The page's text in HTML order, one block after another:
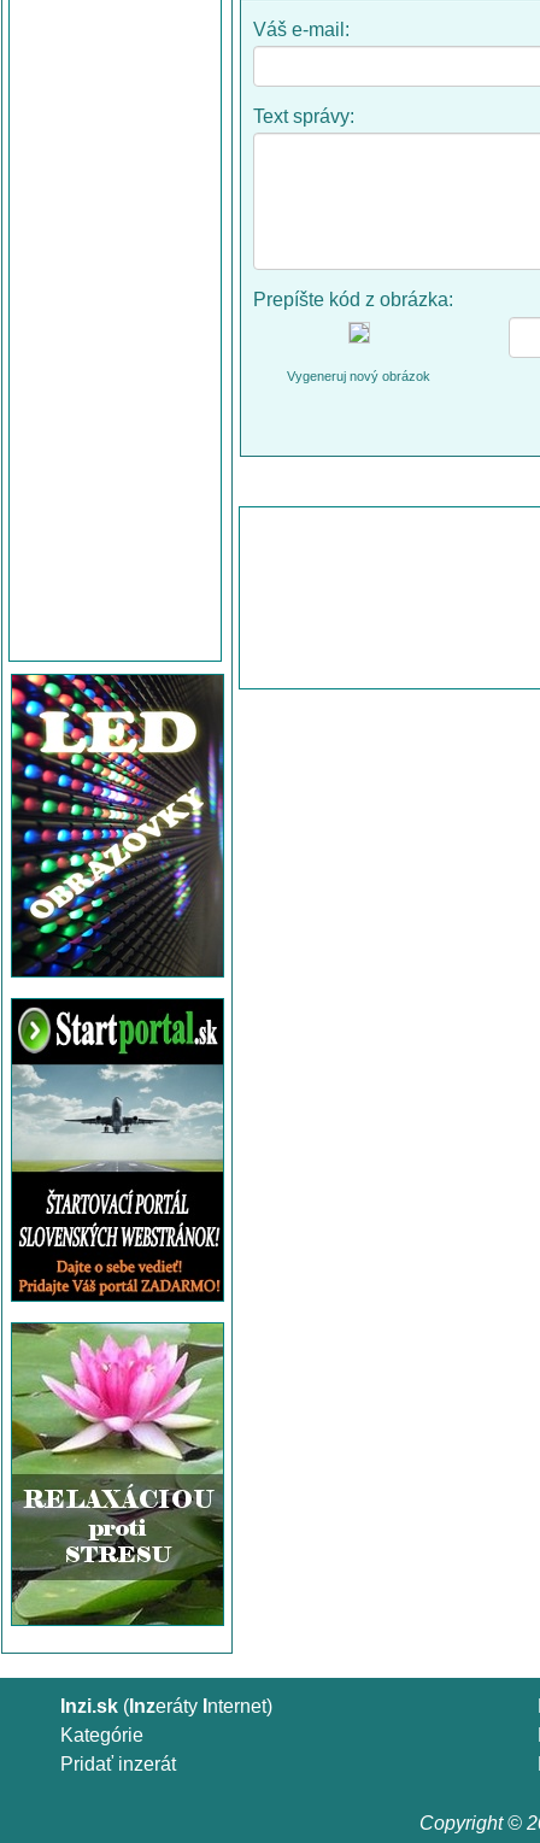
Váš e-mail:
Text správy:
Prepíšte kód z obrázka:
Vygeneruj nový obrázok
Inzi.sk ( Inzeráty nternet)
Kategórie
Pridať inzerát
Copyright ©